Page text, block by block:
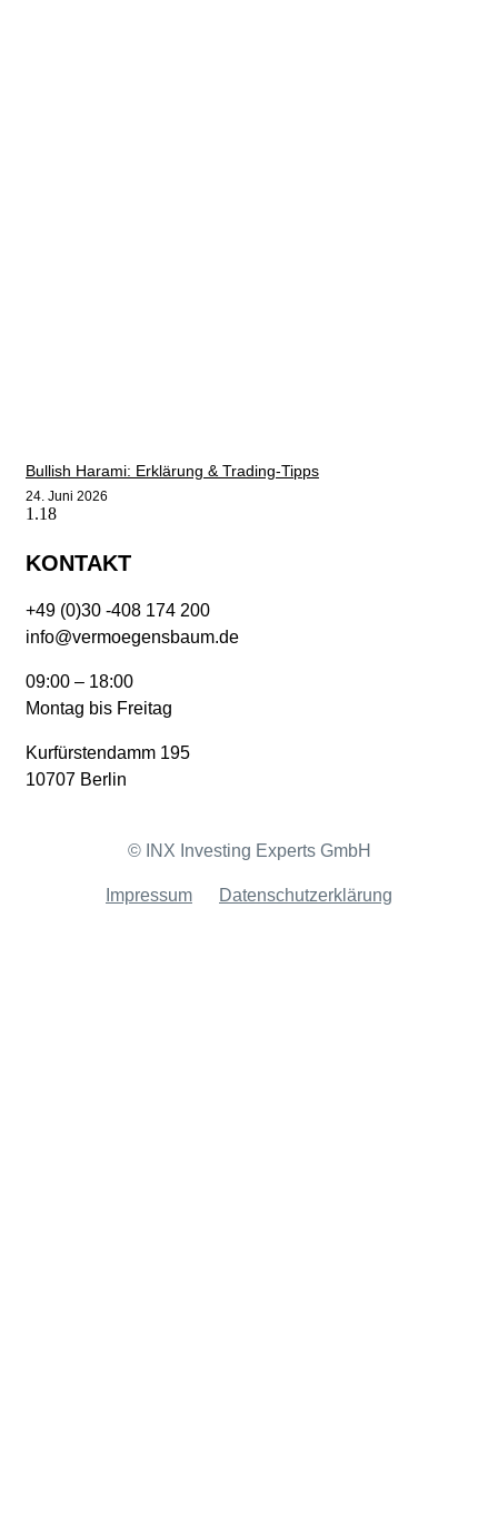
Bullish Harami: Erklärung & Trading-Tipps
24. Juni 2026
KONTAKT
+49 (0)30 -408 174 200
info@vermoegensbaum.de
09:00 – 18:00
Montag bis Freitag
Kurfürstendamm 195
10707 Berlin
© INX Investing Experts GmbH
Impressum Datenschutzerklärung